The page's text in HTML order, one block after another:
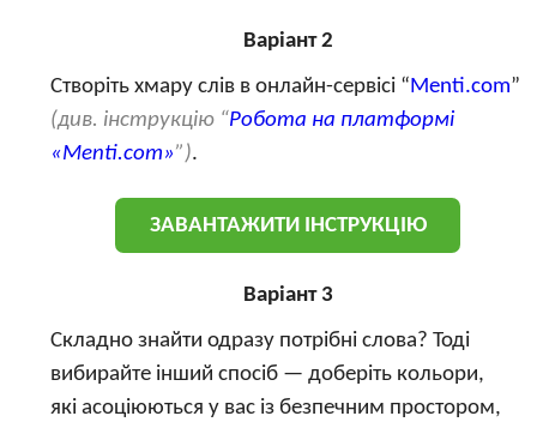
Варіант 2
Створіть хмару слів в онлайн-сервісі “Menti.com”
(див. інструкцію “Робота на платформі
«Menti.com»”).
ЗАВАНТАЖИТИ ІНСТРУКЦІЮ
Варіант 3
Складно знайти одразу потрібні слова? Тоді
вибирайте інший спосіб — доберіть кольори,
які асоціюються у вас із безпечним простором,